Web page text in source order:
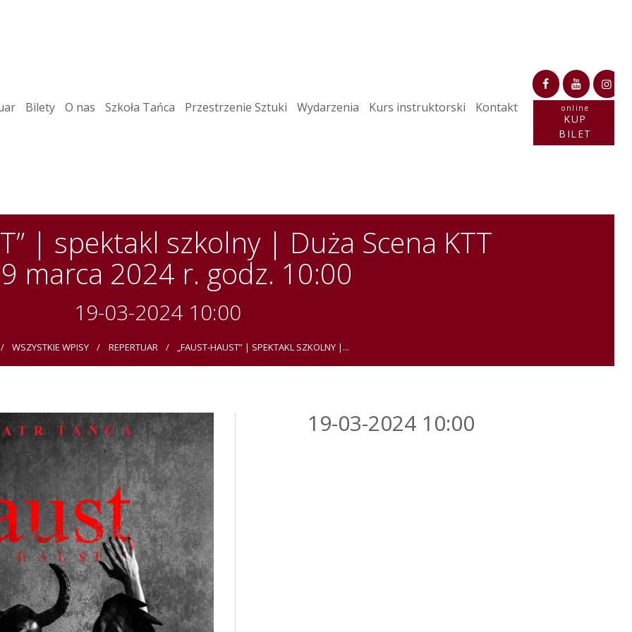
Bilety O nas Szkoła Tańca Przestrzenie Sztuki Wydarzenia Kurs instruktorski Kontakt online
KUP
BILET
| spektakl szkolny | Duża Scena KTT
marca 2024 r. godz. 10:00
19-03-2024 10:00
WSZYSTKIE WPISY REPERTUAR „FAUST-HAUST” | SPEKTAKL SZKOLNY |...
19-03-2024 10:00